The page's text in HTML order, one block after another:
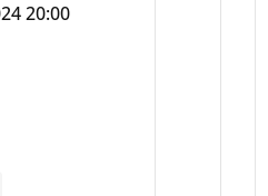
20:00